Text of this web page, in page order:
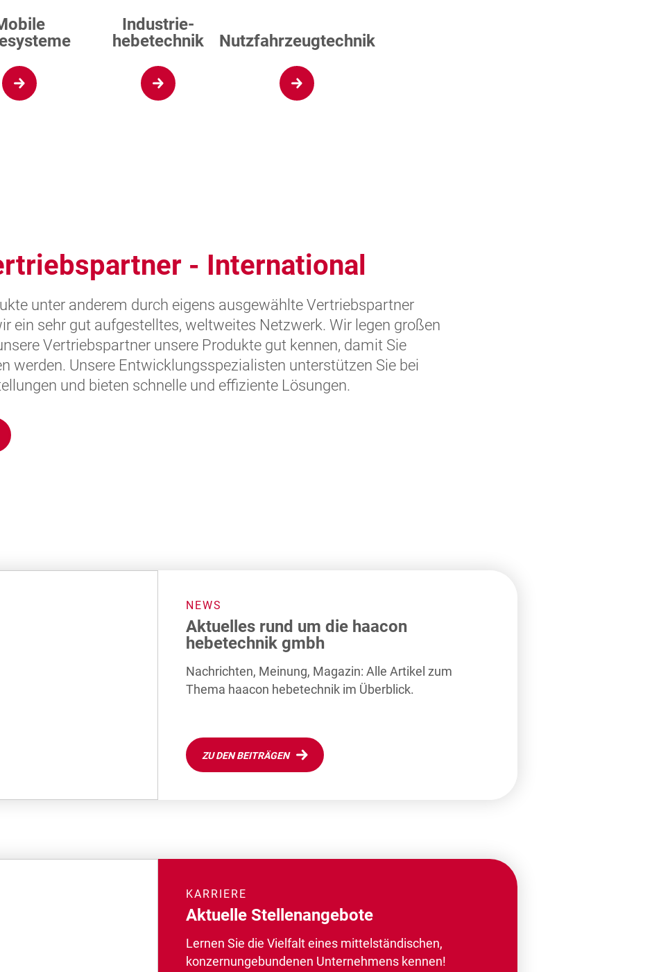
Industrie-
hebetechnik
Nutzfahrzeugtechnik
- International
unter anderem durch eigens ausgewählte Vertriebspartner
ein sehr gut aufgestelltes, weltweites Netzwerk. Wir legen großen
Vertriebspartner unsere Produkte gut kennen, damit Sie
werden. Unsere Entwicklungsspezialisten unterstützen Sie bei
und bieten schnelle und effiziente Lösungen.
NEWS
Aktuelles rund um die haacon
hebetechnik gmbh
Nachrichten, Meinung, Magazin: Alle Artikel zum
Thema haacon hebetechnik im Überblick.
ZU DEN BEITRÄGEN
KARRIERE
Aktuelle Stellenangebote
Lernen Sie die Vielfalt eines mittelständischen,
konzernungebundenen Unternehmens kennen!